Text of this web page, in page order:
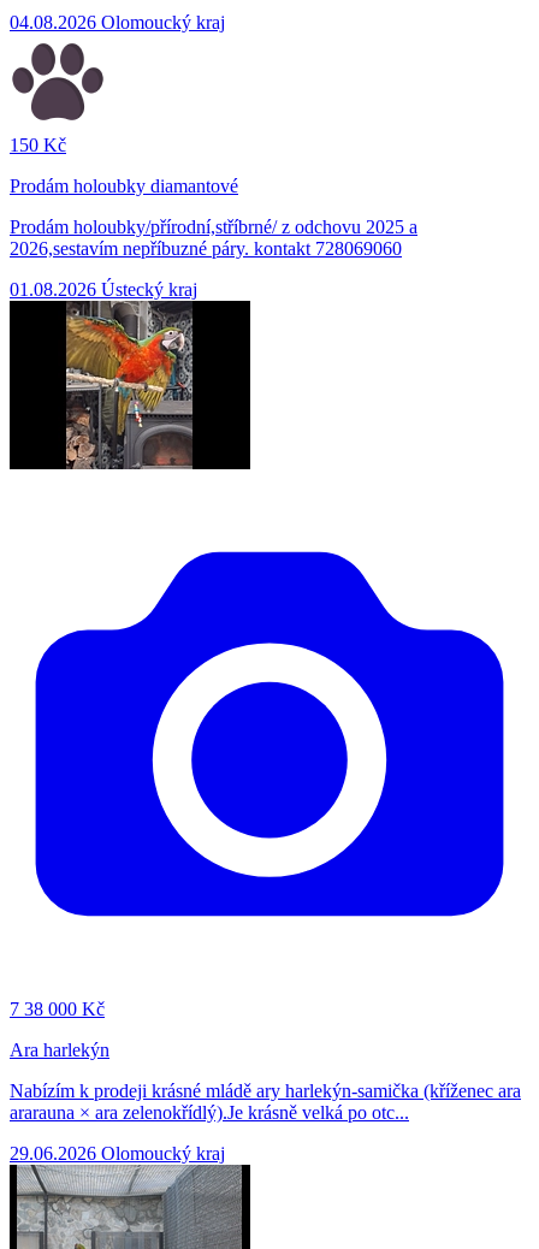
04.08.2026 Olomoucký kraj
150 Kč
Prodám holoubky diamantové
Prodám holoubky/přírodní,stříbrné/ z odchovu 2025 a
2026,sestavím nepříbuzné páry. kontakt 728069060
01.08.2026 Ústecký kraj
7 38 000 Kč
Ara harlekýn
Nabízím k prodeji krásné mládě ary harlekýn-samička (kříženec ara
ararauna × ara zelenokřídlý).Je krásně velká po otc...
29.06.2026 Olomoucký kraj